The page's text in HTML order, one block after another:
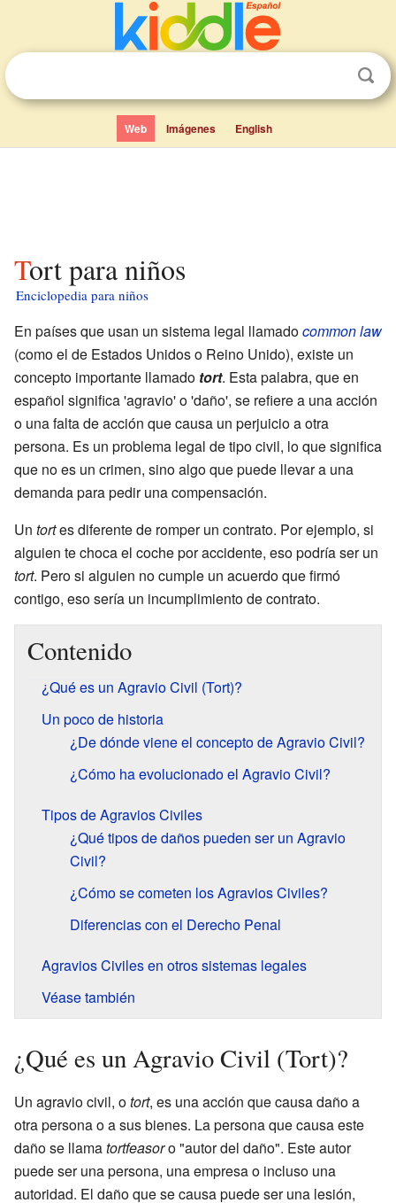
Web Imágenes English
Tort para niños
Enciclopedia para niños
En países que usan un sistema legal llamadocommon law
(como el de Estados Unidos o Reino Unido), existe un
concepto importante llamado tort. Esta palabra, que en
español significa 'agravio' o 'daño', se refiere a una acción
o una falta de acción que causa un perjuicio a otra
persona. Es un problema legal de tipo civil, lo que significa
que no es un crimen, sino algo que puede llevar a una
demanda para pedir una compensación.
Un tortes diferente de romper un contrato. Por ejemplo, si
alguien te choca el coche por accidente, eso podría ser un
tort. Pero si alguien no cumple un acuerdo que firmó
contigo, eso sería un incumplimiento de contrato.
Contenido
¿Qué es un Agravio Civil (Tort)?
Un poco de historia
¿De dónde viene el concepto de Agravio Civil?
¿Cómo ha evolucionado el Agravio Civil?
Tipos de Agravios Civiles
¿Qué tipos de daños pueden ser un Agravio
Civil?
¿Cómo se cometen los Agravios Civiles?
Diferencias con el Derecho Penal
Agravios Civiles en otros sistemas legales
Véase también
¿Qué es un Agravio Civil (Tort)?
Un agravio civil, otort, es una acción que causa daño a
otra persona o a sus bienes. La persona que causa este
daño se llamatortfeasoro "autor del daño". Este autor
puede ser una persona, una empresa o incluso una
autoridad. El daño que se causa puede ser una lesión,